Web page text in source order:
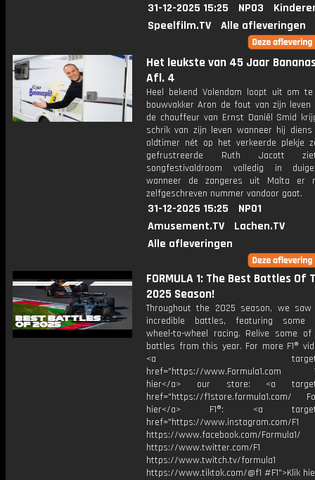
31-12-2025 15:25 NPO3
Speelfilm.TV
Alle afleveringen
Het leukste van 45 Jaar
Afl. 4
Heel bekend Volendam loopt uit om
bouwvakker Aron de fout van zijn leven
de chauffeur van Ernst Daniël Smid
schrik van zijn leven wanneer hij diens
oldtimer nét op het verkeerde plekje
gefrustreerde Ruth Jacott
songfestivaldroom volledig in
wanneer de zangeres uit Malta er
zelfgeschreven nummer vandoor gaat.
31-12-2025 15:25
NPO1
Amusement.TV
Lachen.TV
Alle afleveringen
FORMULA 1: The Best Battles Of
2025 Season!
Throughout the 2025 season, we
incredible battles, featuring some
wheel-to-wheel racing. Relive some
battles from this year. For more F1®
<a
href="https://www.Formula1.com
hier</a> our store: <a
href="https://f1store.formula1.com/
hier</a> F1®: <a
href="https://www.instagram.com/F1
https://www.facebook.com/Formula1/
https://www.twitter.com/F1
https://www.twitch.tv/formula1
https://www.tiktok.com/@f1 #F1">Klik